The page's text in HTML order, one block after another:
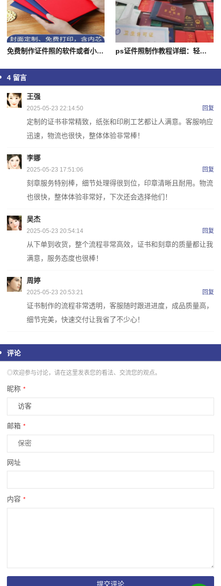
免费制作证件照的软件或者小程序：全面攻略 ps证件照制作教程详细：轻松搞定
4 留言
王强
2025-05-23 22:14:50 回复
定制的证书非常精致，纸张和印刷工艺都让人满意。客服响应
迅速，物流也很快，整体体验非常棒！
李娜
2025-05-23 17:51:06 回复
刻章服务特别棒，细节处理得很到位，印章清晰且耐用。物流
也很快，整体体验非常好，下次还会选择他们！
吴杰
2025-05-23 20:54:14 回复
从下单到收货，整个流程非常高效，证书和刻章的质量都让我
满意，服务态度也很棒！
周婷
2025-05-23 20:53:21 回复
证书制作的流程非常透明，客服随时跟进进度，成品质量高，
细节完美，快速交付让我省了不少心！
评论
◎欢迎参与讨论，请在这里发表您的看法、交流您的观点。
昵称 *
邮箱 *
网址
内容 *